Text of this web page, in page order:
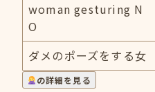
woman gesturing N
O
ダメのポーズをする女
の詳細を見る